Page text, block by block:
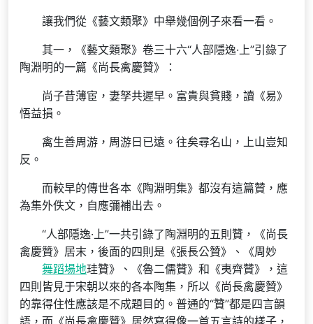
讓我們從《藝文類聚》中舉幾個例子來看一看。
其一，《藝文類聚》卷三十六“人部隱逸·上”引錄了
陶淵明的一篇《尚長禽慶贊》：
尚子昔薄宦，妻孥共遲早。富貴與貧賤，讀《易》
悟益損。
禽生善周游，周游日已遠。往矣尋名山，上山豈知
反。
而較早的傳世各本《陶淵明集》都沒有這篇贊，應
為集外佚文，自應彌補出去。
“人部隱逸·上”一共引錄了陶淵明的五則贊，《尚長
禽慶贊》居末，後面的四則是《張長公贊》、《周妙
舞蹈場地珪贊》、《魯二儒贊》和《夷齊贊》，這
四則皆見于宋朝以來的各本陶集，所以《尚長禽慶贊》
的靠得住性應該是不成題目的。普通的“贊”都是四言韻
語，而《尚長禽慶贊》居然寫得像一首五言詩的樣子，